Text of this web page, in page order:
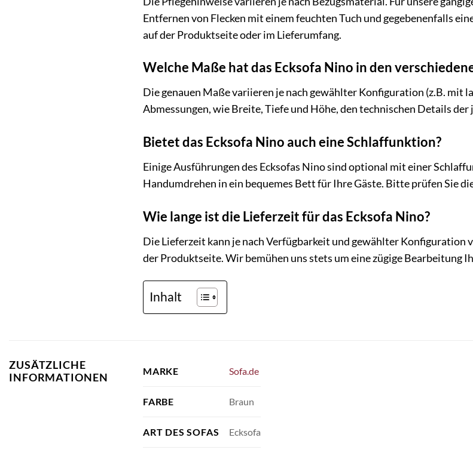
Entfernen von Flecken mit einem feuchten Tuch und gegebenenfalls
auf der Produktseite oder im Lieferumfang.
Welche Maße hat das Ecksofa Nino in den
Die genauen Maße variieren je nach gewählter Konfiguration (z.B. mit
Abmessungen, wie Breite, Tiefe und Höhe, den technischen Details
Bietet das Ecksofa Nino auch eine Schlaffunktion?
Einige Ausführungen des Ecksofas Nino sind optional mit einer
Handumdrehen in ein bequemes Bett für Ihre Gäste. Bitte prüfen Sie
Wie lange ist die Lieferzeit für das Ecksofa Nino?
Die Lieferzeit kann je nach Verfügbarkeit und gewählter
der Produktseite. Wir bemühen uns stets um eine zügige Bearbeitung
Inhalt
ZUSÄTZLICHE
INFORMATIONEN
MARKE Sofa.de
FARBE Braun
ART DES SOFAS Ecksofa